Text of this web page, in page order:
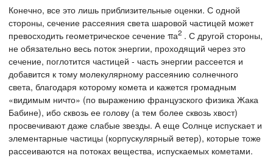
Конечно, все это лишь приблизительные оценки. С одной
стороны, сечение рассеяния света шаровой частицей может
превосходить геометрическое сечение πа2 . С другой стороны,
не обязательно весь поток энергии, проходящий через это
сечение, поглотится частицей - часть энергии рассеется и
добавится к тому молекулярному рассеянию солнечного
света, благодаря которому комета и кажется громадным
«видимым ничто» (по выражению французского физика Жака
Бабине), ибо сквозь ее голову (а тем более сквозь хвост)
просвечивают даже слабые звезды. А еще Солнце испускает и
элементарные частицы (корпускулярный ветер), которые тоже
рассеиваются на потоках вещества, испускаемых кометами.